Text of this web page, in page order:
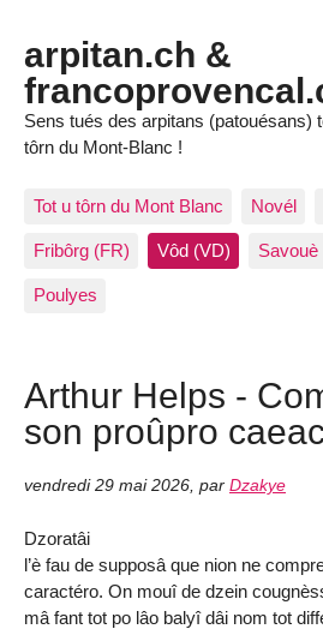
arpitan.ch &
Sens tués des arpitans (patouésans)
tôrn du Mont-Blanc !
Tot u tôrn du Mont Blanc Novél
Fribôrg (FR) Vôd (VD) Savouè
Poulyes
Arthur Helps -
son proûpro
vendredi 29 mai 2026 par Dzakye
Dzoratâi
l’è fau de supposâ que nion ne
caractéro. On mouî de dzein
mâ fant tot po lâo balyî dâi nom tot